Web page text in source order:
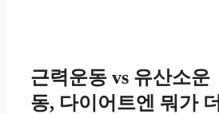
근력운동 vs 유산소운
동, 다이어트엔 뭐가 더